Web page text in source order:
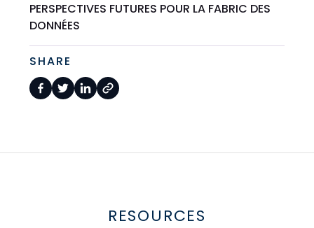
PERSPECTIVES FUTURES POUR LA FABRIC DES
DONNÉES
SHARE
RESOURCES